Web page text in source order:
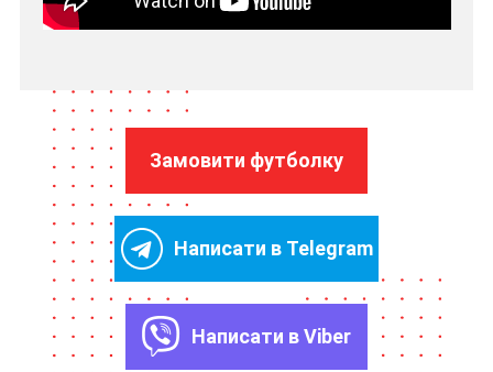
Замовити футболку
Написати в Telegram
Написати в Viber